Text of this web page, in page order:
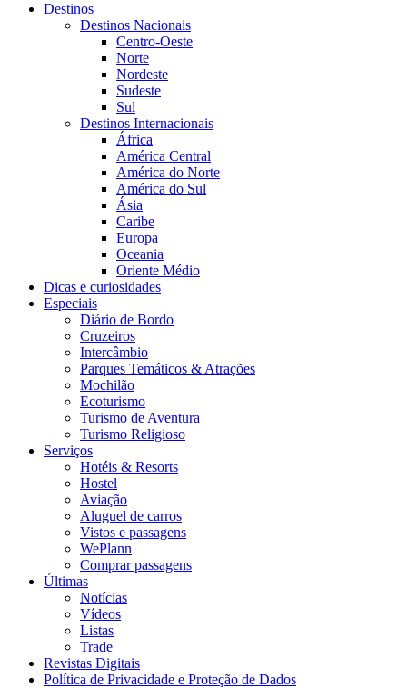
Destinos
Destinos Nacionais
Centro-Oeste
Norte
Nordeste
Sudeste
Sul
Destinos Internacionais
África
América Central
América do Norte
América do Sul
Ásia
Caribe
Europa
Oceania
Oriente Médio
Dicas e curiosidades
Especiais
Diário de Bordo
Cruzeiros
Intercâmbio
Parques Temáticos & Atrações
Mochilão
Ecoturismo
Turismo de Aventura
Turismo Religioso
Serviços
Hotéis & Resorts
Hostel
Aviação
Aluguel de carros
Vistos e passagens
WePlann
Comprar passagens
Últimas
Notícias
Vídeos
Listas
Trade
Revistas Digitais
Política de Privacidade e Proteção de Dados